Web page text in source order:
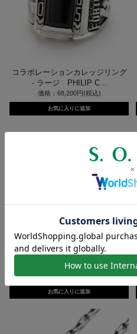
コラボレーションカレッジリング
- ラージ PHILIP C...
価格：68,200円(税込)
カーヴドムーンフープピアス Su
man Dhakhwa×SY...
価格：30,800円(税込)